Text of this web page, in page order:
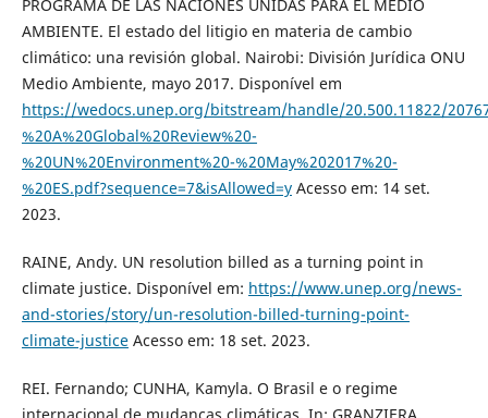
PROGRAMA DE LAS NACIONES UNIDAS PARA EL MEDIO
AMBIENTE. El estado del litigio en materia de cambio
climático: una revisión global. Nairobi: División Jurídica ONU
Medio Ambiente, mayo 2017. Disponível em
https://wedocs.unep.org/bitstream/handle/20.500.11822/
%20A%20Global%20Review%20-
%20UN%20Environment%20-%20May%202017%20-
%20ES.pdf?sequence=7&isAllowed=yAcesso em: 14 set.
2023.
RAINE, Andy. UN resolution billed as a turning point in
climate justice. Disponível em: https://www.unep.org/news-
and-stories/story/un-resolution-billed-turning-point-
climate-justiceAcesso em: 18 set. 2023.
REI. Fernando; CUNHA, Kamyla. O Brasil e o regime